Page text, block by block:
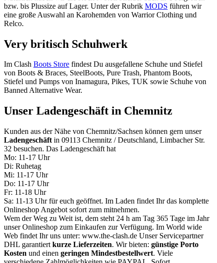
bzw. bis Plussize auf Lager. Unter der Rubrik MODS führen wir
eine große Auswahl an Karohemden von Warrior Clothing und
Relco.
Very britisch Schuhwerk
Im Clash Boots Store findest Du ausgefallene Schuhe und Stiefel
von Boots & Braces, SteelBoots, Pure Trash, Phantom Boots,
Stiefel und Pumps von Inamagura, Pikes, TUK sowie Schuhe von
Banned Alternative Wear.
Unser Ladengeschäft in Chemnitz
Kunden aus der Nähe von Chemnitz/Sachsen können gern unser
Ladengeschäft in 09113 Chemnitz / Deutschland, Limbacher Str.
32 besuchen. Das Ladengeschäft hat
Mo: 11-17 Uhr
Di: Ruhetag
Mi: 11-17 Uhr
Do: 11-17 Uhr
Fr: 11-18 Uhr
Sa: 11-13 Uhr für euch geöffnet. Im Laden findet Ihr das komplette
Onlineshop Angebot sofort zum mitnehmen.
Wem der Weg zu Weit ist, dem steht 24 h am Tag 365 Tage im Jahr
unser Onlineshop zum Einkaufen zur Verfügung. Im World wide
Web findet Ihr uns unter: www.the-clash.de Unser Servicepartner
DHL garantiert kurze Lieferzeiten. Wir bieten: günstige Porto
Kosten und einen geringen Mindestbestellwert. Viele